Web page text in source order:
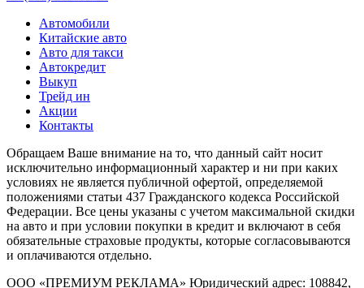
Автомобили
Китайские авто
Авто для такси
Автокредит
Выкуп
Трейд ин
Акции
Контакты
Обращаем Ваше внимание на то, что данный сайт носит
исключительно информационный характер и ни при каких
условиях не является публичной офертой, определяемой
положениями статьи 437 Гражданского кодекса Российской
Федерации. Все цены указаны с учетом максимальной скидки
на авто и при условии покупки в кредит и включают в себя
обязательные страховые продукты, которые согласовываются
и оплачиваются отдельно.
ООО «ПРЕМИУМ РЕКЛАМА» Юридический адрес: 108842,